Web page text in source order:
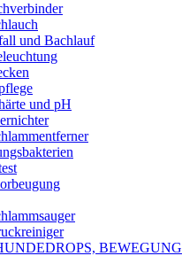
und Bachlauf
und pH
BEWEGUNG